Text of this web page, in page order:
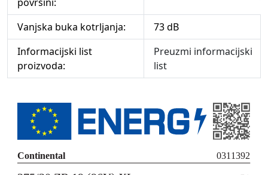
Vanjska buka kotrljanja:
73 dB
Informacijski list
proizvoda:
Preuzmi informacijski
list